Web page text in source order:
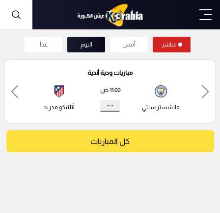
مباشر أمس اليوم غداً
مباريات ودية أندية
مانشستر سيتي
11:00 ص
- : - أتلتيكو مدريد
كل المباريات